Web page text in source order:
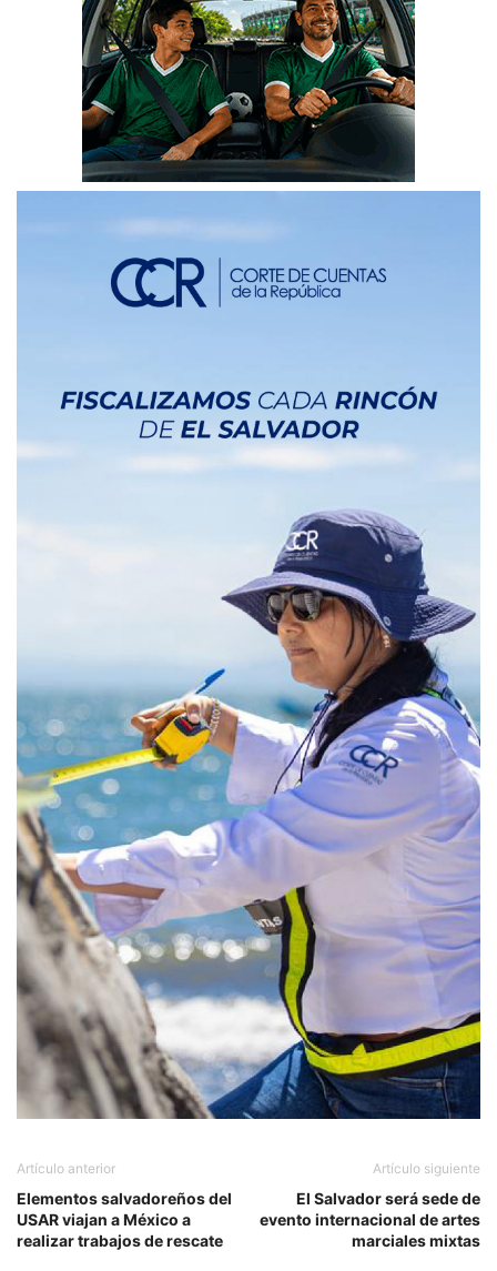
Artículo anterior
Elementos salvadoreños del
USAR viajan a México a
realizar trabajos de rescate
Artículo siguiente
El Salvador será sede de
evento internacional de artes
marciales mixtas